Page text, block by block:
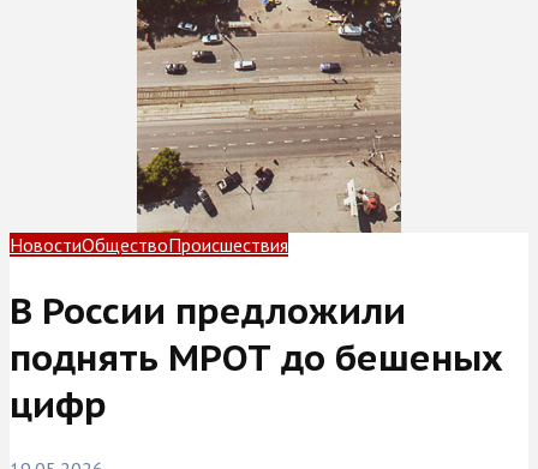
НовостиОбществоПроисшествия
В России предложили
поднять МРОТ до бешеных
цифр